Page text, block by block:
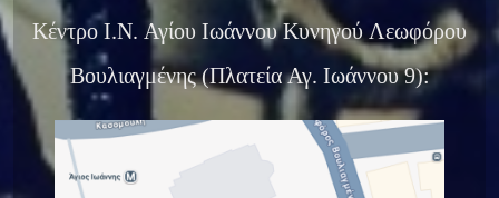
Κέντρο Ι.Ν. Αγίου Ιωάννου Κυνηγού Λεωφόρου
Βουλιαγμένης (Πλατεία Αγ. Ιωάννου 9):